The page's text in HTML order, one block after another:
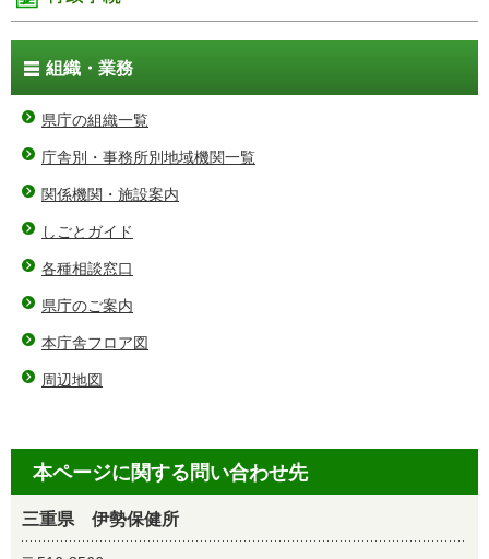
組織・業務
県庁の組織一覧
庁舎別・事務所別地域機関一覧
関係機関・施設案内
しごとガイド
各種相談窓口
県庁のご案内
本庁舎フロア図
周辺地図
本ページに関する問い合わせ先
三重県 伊勢保健所